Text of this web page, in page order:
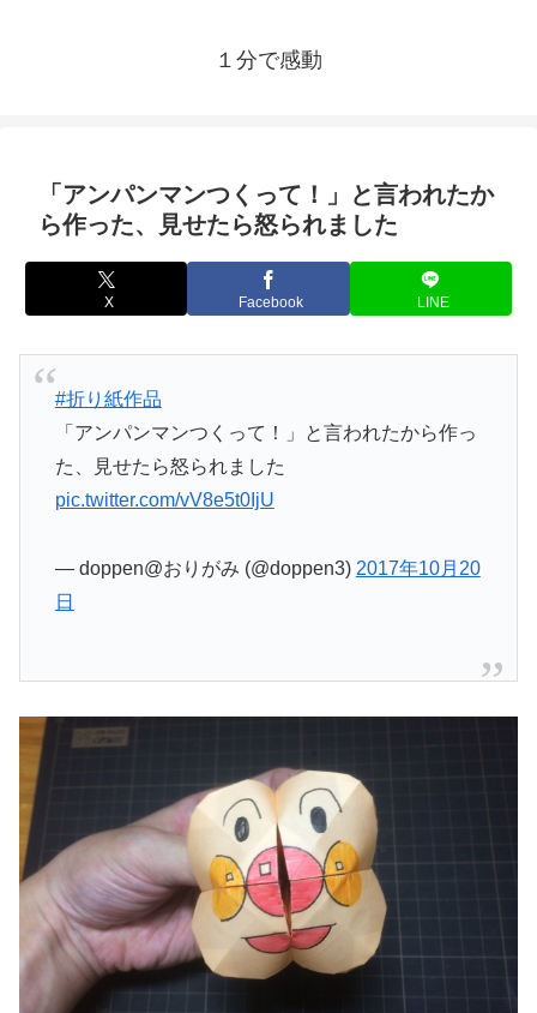
１分で感動
「アンパンマンつくって！」と言われたか
ら作った、見せたら怒られました
X Facebook LINE
#折り紙作品
「アンパンマンつくって！」と言われたから作っ
た、見せたら怒られました
pic.twitter.com/vV8e5t0IjU
— doppen@おりがみ (@doppen3) 2017年10月20
日